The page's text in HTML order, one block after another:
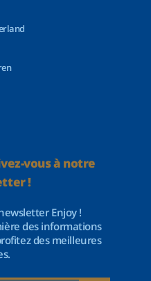
vous à notre
!
Enjoy !
des informations
des meilleures